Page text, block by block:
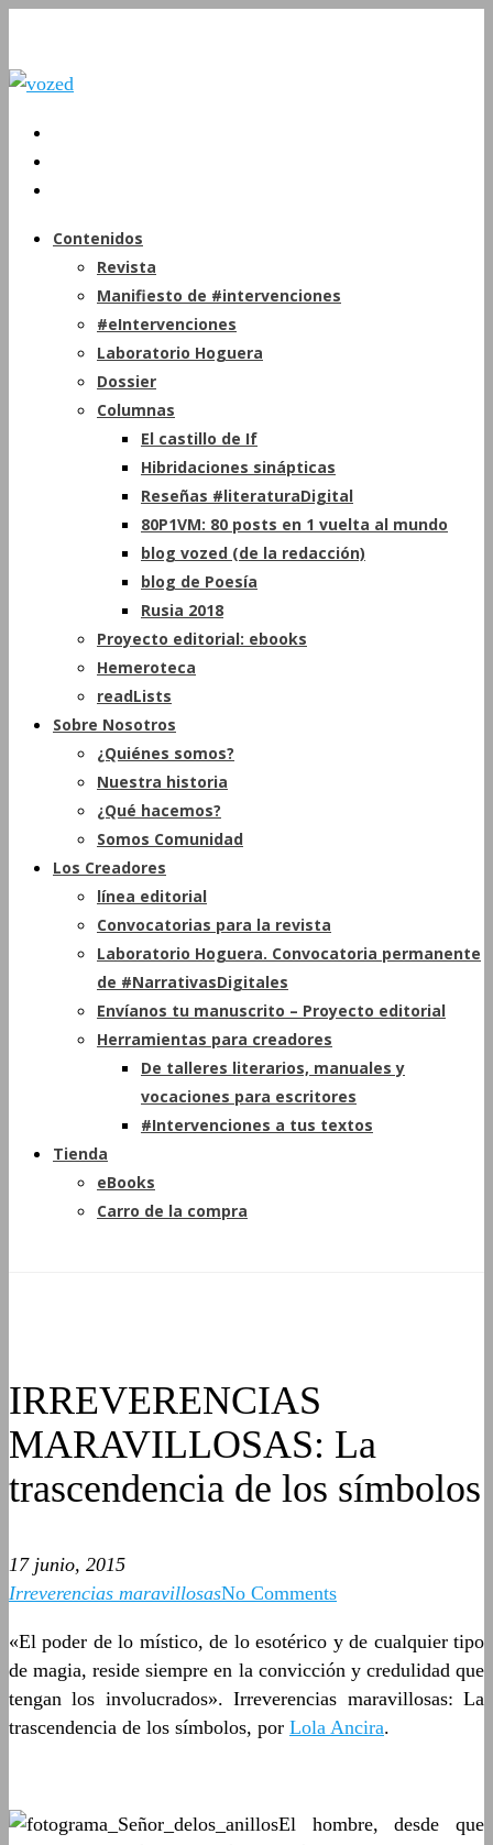
Contenidos
Revista
Manifiesto de #intervenciones
#eIntervenciones
Laboratorio Hoguera
Dossier
Columnas
El castillo de If
Hibridaciones sinápticas
Reseñas #literaturaDigital
80P1VM: 80 posts en 1 vuelta al mundo
blog vozed (de la redacción)
blog de Poesía
Rusia 2018
Proyecto editorial: ebooks
Hemeroteca
readLists
Sobre Nosotros
¿Quiénes somos?
Nuestra historia
¿Qué hacemos?
Somos Comunidad
Los Creadores
línea editorial
Convocatorias para la revista
Laboratorio Hoguera. Convocatoria permanente
de #NarrativasDigitales
Envíanos tu manuscrito – Proyecto editorial
Herramientas para creadores
De talleres literarios, manuales y
vocaciones para escritores
#Intervenciones a tus textos
Tienda
eBooks
Carro de la compra
IRREVERENCIAS
MARAVILLOSAS: La
trascendencia de los símbolos
17 junio, 2015
Irreverencias maravillosasNo Comments
«El poder de lo místico, de lo esotérico y de cualquier tipo
de magia, reside siempre en la convicción y credulidad que
tengan los involucrados». Irreverencias maravillosas: La
trascendencia de los símbolos, por Lola Ancira.
El hombre, desde que